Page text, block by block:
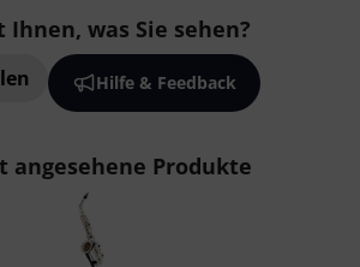
Ihnen, was Sie sehen?
Hilfe & Feedback
angesehene Produkte